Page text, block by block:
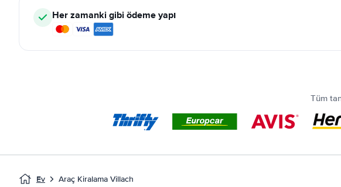
Her zamanki gibi ödeme yapı
Tüm
Ev Araç Kiralama Villach